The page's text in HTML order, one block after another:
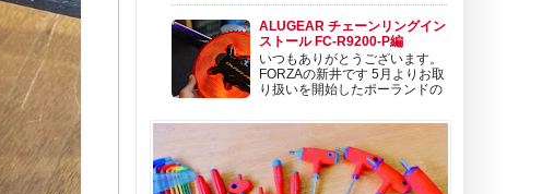
りました。 そして、同じタイミングで発表さ
れた新型カーボンホイールも順次入荷開始とな
っております。 新型ホイールについては こち
らから！ この新型ホイールのタイミング
で、プレミアムホイール...
ALUGEAR チェーンリングイン
ストール FC-R9200-P編
いつもありがとうございます。
FORZAの新井です 5月よりお取
り扱いを開始したポーランドの
ALUGEAR たくさんのご注文を頂きましてあ
りがとうございます！ カッコイイですよねぇ
😊クランクはコンポーネントの顔。自転車の
印象もガラッと変えることができます。 ...